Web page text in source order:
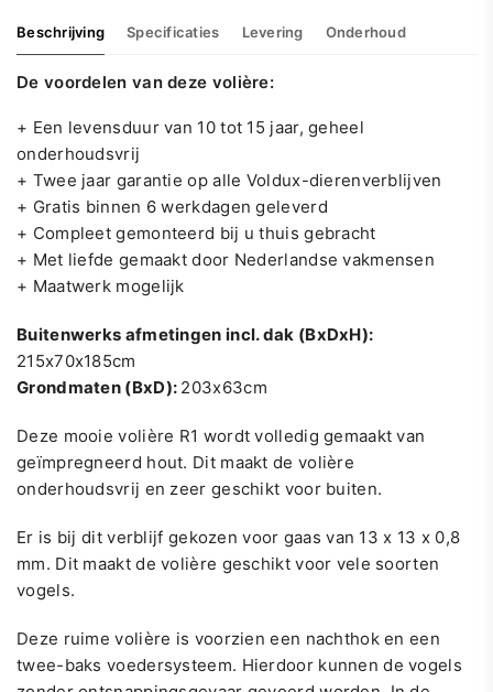
Beschrijving Specificaties Levering Onderhoud
De voordelen van deze volière:
+ Een levensduur van 10 tot 15 jaar, geheel
onderhoudsvrij
+ Twee jaar garantie op alle Voldux-dierenverblijven
+ Gratis binnen 6 werkdagen geleverd
+ Compleet gemonteerd bij u thuis gebracht
+ Met liefde gemaakt door Nederlandse vakmensen
+ Maatwerk mogelijk
Buitenwerks afmetingen incl. dak (BxDxH):
215x70x185cm
Grondmaten (BxD): 203x63cm
Deze mooie volière R1 wordt volledig gemaakt van
geïmpregneerd hout. Dit maakt de volière
onderhoudsvrij en zeer geschikt voor buiten.
Er is bij dit verblijf gekozen voor gaas van 13 x 13 x 0,8
mm. Dit maakt de volière geschikt voor vele soorten
vogels.
Deze ruime volière is voorzien een nachthok en een
twee-baks voedersysteem. Hierdoor kunnen de vogels